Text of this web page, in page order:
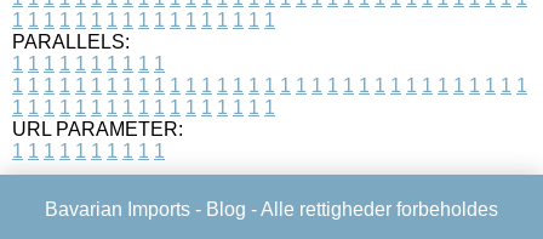
1 1 1 1 1 1 1 1 1 1 1 1 1 1 1 1 1
PARALLELS:
1 1 1 1 1 1 1 1 1 1
1 1 1 1 1 1 1 1 1 1 1 1 1 1 1 1 1 1 1 1 1 1 1 1 1 1 1 1 1 1 1 1 1
1 1 1 1 1 1 1 1 1 1 1 1 1 1 1 1 1
URL PARAMETER:
1 1 1 1 1 1 1 1 1 1
Bavarian Imports - Blog - Alle rettigheder forbeholdes